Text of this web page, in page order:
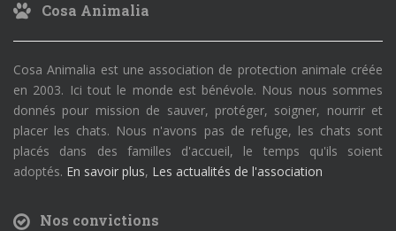
Cosa Animalia
Cosa Animalia est une association de protection animale créée
en 2003. Ici tout le monde est bénévole. Nous nous sommes
donnés pour mission de sauver, protéger, soigner, nourrir et
placer les chats. Nous n'avons pas de refuge, les chats sont
placés dans des familles d'accueil, le temps qu'ils soient
adoptés. En savoir plus, Les actualités de l'association
Nos convictions